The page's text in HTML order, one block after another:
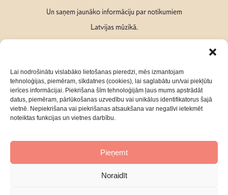
Lai nodrošinātu vislabāko lietošanas pieredzi, mēs izmantojam
tehnoloģijas, piemēram, sīkdatnes (cookies), lai saglabātu un/vai piekļūtu
ierīces informācijai. Piekrišana šīm tehnoloģijām ļaus mums apstrādāt
datus, piemēram, pārlūkošanas uzvedību vai unikālus identifikatorus šajā
vietnē. Nepiekrišana vai piekrišanas atsaukšana var negatīvi ietekmēt
noteiktas funkcijas un vietnes darbību.
Pieņemt
Noraidīt
Un saņem jaunāko informāciju par notikumiem
Latvijas mūzikā.
Seko mums:
Par mumsKontakti